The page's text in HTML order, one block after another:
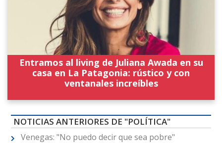
Entramos al living de Juliana Awada en su
casa en La Patagonia: rústico y con
ventanales increíbles
NOTICIAS ANTERIORES DE "POLÍTICA"
Venegas: "No puedo decir que sea pobre"